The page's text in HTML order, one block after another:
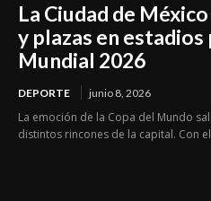
La Ciudad de
y plazas en
Mundial 2026
DEPORTE junio 8, 2026
La emoción de la Copa del Mundo
distintos rincones de la capital. Con